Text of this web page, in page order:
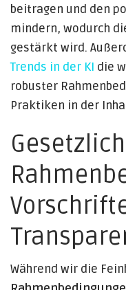
beitragen und den
mindern, wodurch
gestärkt wird.
Trends in der KI die
robuster
Praktiken in der
Während wir die